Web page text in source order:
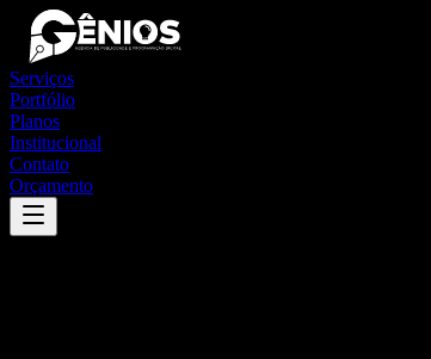
Serviços
Portfólio
Planos
Institucional
Contato
Orçamento